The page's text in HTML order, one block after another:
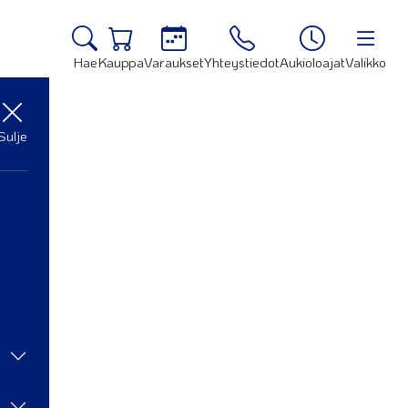
HaeKauppaVarauksetYhteystiedotAukioloajatValikko